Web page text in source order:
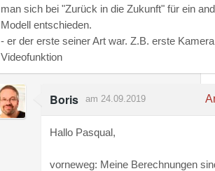
man sich bei "Zurück in die Zukunft" für ein
Modell entschieden.
- er der erste seiner Art war. Z.B. erste
Videofunktion
Boris am 24.09.2019
Hallo Pasqual,
vorneweg: Meine Berechnungen